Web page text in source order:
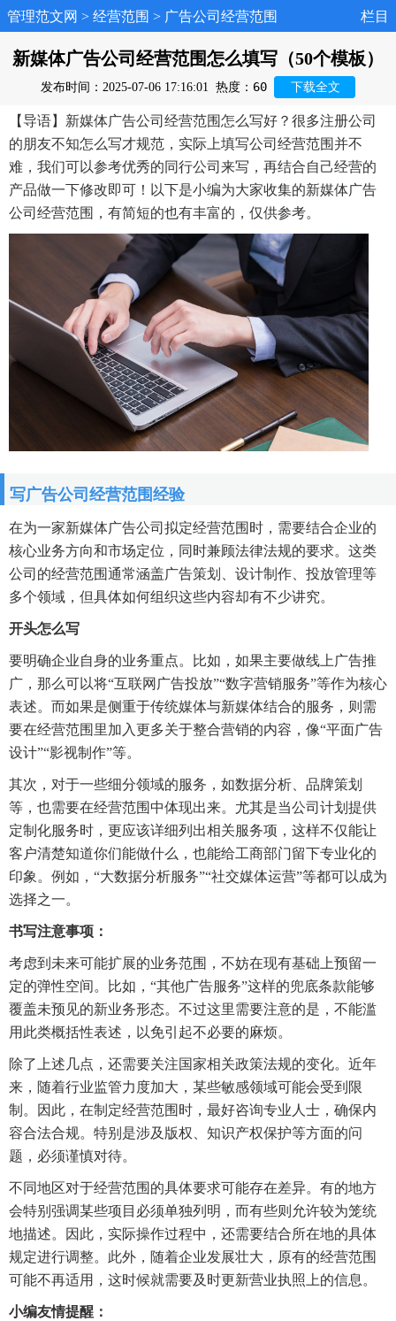
管理范文网 > 经营范围 > 广告公司经营范围 栏目
新媒体广告公司经营范围怎么填写（50个模板）
发布时间：2025-07-06 17:16:01 热度： 60 下载全文
【导语】新媒体广告公司经营范围怎么写好？很多注册公司
的朋友不知怎么写才规范，实际上填写公司经营范围并不
难，我们可以参考优秀的同行公司来写，再结合自己经营的
产品做一下修改即可！以下是小编为大家收集的新媒体广告
公司经营范围，有简短的也有丰富的，仅供参考。
写广告公司经营范围经验
在为一家新媒体广告公司拟定经营范围时，需要结合企业的
核心业务方向和市场定位，同时兼顾法律法规的要求。这类
公司的经营范围通常涵盖广告策划、设计制作、投放管理等
多个领域，但具体如何组织这些内容却有不少讲究。
开头怎么写
要明确企业自身的业务重点。比如，如果主要做线上广告推
广，那么可以将“互联网广告投放”“数字营销服务”等作为核心
表述。而如果是侧重于传统媒体与新媒体结合的服务，则需
要在经营范围里加入更多关于整合营销的内容，像“平面广告
设计”“影视制作”等。
其次，对于一些细分领域的服务，如数据分析、品牌策划
等，也需要在经营范围中体现出来。尤其是当公司计划提供
定制化服务时，更应该详细列出相关服务项，这样不仅能让
客户清楚知道你们能做什么，也能给工商部门留下专业化的
印象。例如，“大数据分析服务”“社交媒体运营”等都可以成为
选择之一。
书写注意事项：
考虑到未来可能扩展的业务范围，不妨在现有基础上预留一
定的弹性空间。比如，“其他广告服务”这样的兜底条款能够
覆盖未预见的新业务形态。不过这里需要注意的是，不能滥
用此类概括性表述，以免引起不必要的麻烦。
除了上述几点，还需要关注国家相关政策法规的变化。近年
来，随着行业监管力度加大，某些敏感领域可能会受到限
制。因此，在制定经营范围时，最好咨询专业人士，确保内
容合法合规。特别是涉及版权、知识产权保护等方面的问
题，必须谨慎对待。
不同地区对于经营范围的具体要求可能存在差异。有的地方
会特别强调某些项目必须单独列明，而有些则允许较为笼统
地描述。因此，实际操作过程中，还需要结合所在地的具体
规定进行调整。此外，随着企业发展壮大，原有的经营范围
可能不再适用，这时候就需要及时更新营业执照上的信息。
小编友情提醒：